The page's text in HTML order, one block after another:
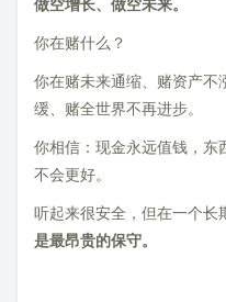
你在赌什么？
你在赌未来通缩、赌资产
缓、赌全世界不再进步。
你相信：现金永远值钱，
不会更好。
听起来很安全，但在一个长
是最昂贵的保守。